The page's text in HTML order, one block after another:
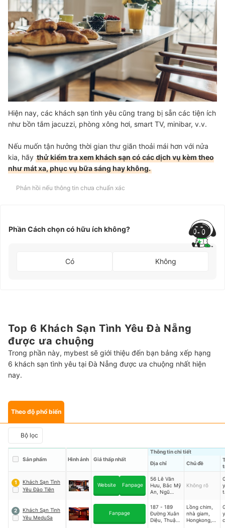
Hiện nay, các khách sạn tình yêu cũng trang bị sẵn các tiện ích
như bồn tắm jacuzzi, phòng xông hơi, smart TV, minibar, v.v.
Nếu muốn tận hưởng thời gian thư giãn thoải mái hơn với nửa
kia, hãy thử kiểm tra xem khách sạn có các dịch vụ kèm theo
như mát xa, phục vụ bữa sáng hay không.
Phản hồi nếu thông tin chưa chuẩn xác
Phần Cách chọn có hữu ích không?
Có Không
Top 6 Khách Sạn Tình Yêu Đà Nẵng
được ưa chuộng
Trong phần này, mybest sẽ giới thiệu đến bạn bảng xếp hạng
6 khách sạn tình yêu tại Đà Nẵng được ưa chuộng nhất hiện
nay.
Theo độ phổ biến
Bộ lọc
Sản phẩm Hình ảnh Giá thấp nhất
Thông tin chi tiết
Địa chỉ
Chủ đề
1
Khách Sạn Tình
Yêu Đào Tiên
Website Fanpage
56 Lê Văn
Hưu, Bắc Mỹ
An, Ngũ
Đà Nẵng;
141 Trần
Hưng Đạo,
Nại Hiên
Không rõ
2
Khách Sạn Tình
Yêu MeduSa
Fanpage
187 - 189
Đường Xuân
Diệu, Thuận
Lồng chim,
nhà giam,
Hongkong,